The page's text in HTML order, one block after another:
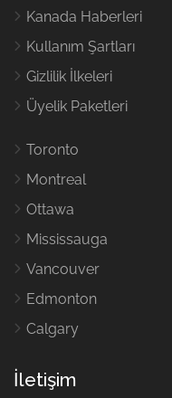
Kanada Haberleri
Kullanım Şartları
Gizlilik İlkeleri
Üyelik Paketleri
Toronto
Montreal
Ottawa
Mississauga
Vancouver
Edmonton
Calgary
İletişim